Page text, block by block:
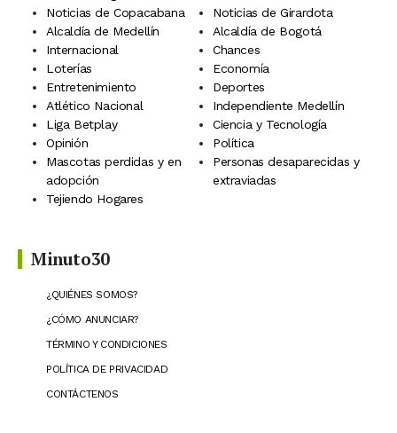
Noticias de Copacabana
Noticias de Girardota
Alcaldía de Medellín
Alcaldía de Bogotá
Internacional
Chances
Loterías
Economía
Entretenimiento
Deportes
Atlético Nacional
Independiente Medellín
Liga Betplay
Ciencia y Tecnología
Opinión
Política
Mascotas perdidas y en
adopción
Personas desaparecidas y
extraviadas
Tejiendo Hogares
Minuto30
¿QUIÉNES SOMOS?
¿CÓMO ANUNCIAR?
TÉRMINO Y CONDICIONES
POLÍTICA DE PRIVACIDAD
CONTÁCTENOS